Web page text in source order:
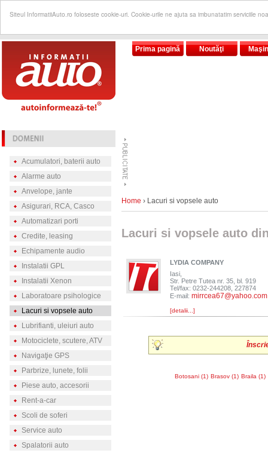
Siteul InformatiiAuto.ro foloseste cookie-uri. Cookie-urile ne ajuta sa imbunatatim serviciile
Prima pagină Noutăţi
Acumulatori, baterii auto
Alarme auto
Anvelope, jante
Asigurari, RCA, Casco
Automatizari porti
Credite, leasing
Echipamente audio
Instalatii GPL
Instalatii Xenon
Laboratoare psihologice
Lacuri si vopsele auto
Lubrifianti, uleiuri auto
Motociclete, scutere, ATV
Navigaţie GPS
Parbrize, lunete, folii
Piese auto, accesorii
Rent-a-car
Scoli de soferi
Service auto
Spalatorii auto
Home › Lacuri si vopsele auto
Lacuri si vopsele auto
LYDIA COMPANY
Iasi,
Str. Petre Tutea nr. 35, bl. 919
Tel/fax: 0232-244208, 227874
E-mail: mirrcea67@yahoo.com
[detalii...]
Botosani (1) Brasov (1) Braila (1)